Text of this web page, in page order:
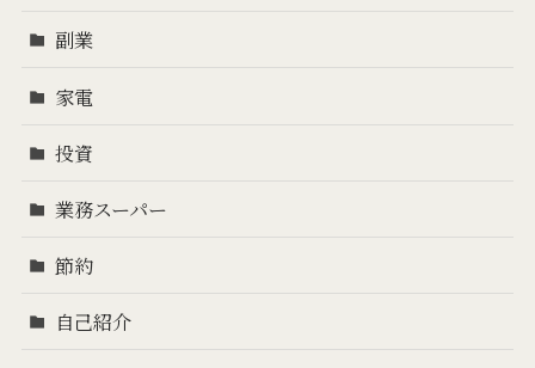
副業
家電
投資
業務スーパー
節約
自己紹介